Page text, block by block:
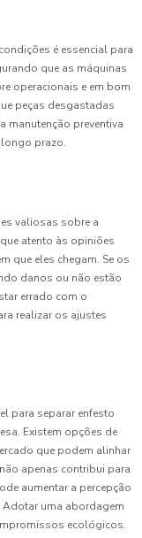
é essencial para
que as máquinas
operacionais e em bom
peças desgastadas
manutenção preventiva
prazo.
valiosas sobre a
atento às opiniões
que eles chegam. Se os
danos ou não estão
errado com o
realizar os ajustes
para separar enfesto
Existem opções de
que podem alinhar
apenas contribui para
aumentar a percepção
uma abordagem
ecológicos.